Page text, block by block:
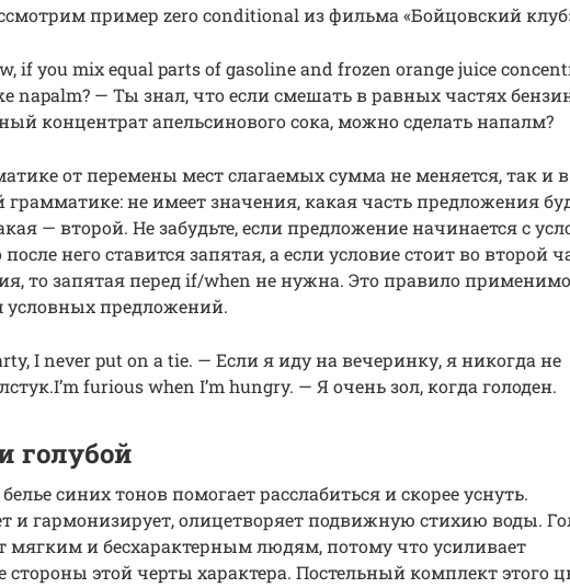
пример zero conditional из фильма «Бойцовский
if you mix equal parts of gasoline and frozen orange juice
napalm? — Ты знал, что если смешать в равных частях
концентрат апельсинового сока, можно сделать напалм?
от перемены мест слагаемых сумма не меняется, так и в
грамматике: не имеет значения, какая часть предложения
— второй. Не забудьте, если предложение начинается с
него ставится запятая, а если условие стоит во второй
то запятая перед if/when не нужна. Это правило
условных предложений.
I never put on a tie. — Если я иду на вечеринку, я никогда не
furious when I’m hungry. — Я очень зол, когда голоден.
голубой
синих тонов помогает расслабиться и скорее уснуть.
и гармонизирует, олицетворяет подвижную стихию воды.
мягким и бесхарактерным людям, потому что усиливает
стороны этой черты характера. Постельный комплект этого